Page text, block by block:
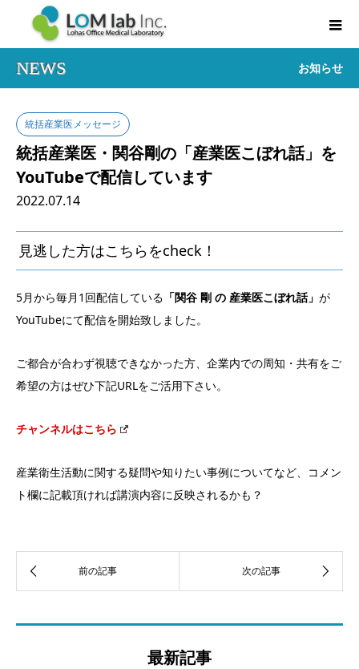
NEWS お知らせ
統括産業医メッセージ
統括産業医・関谷剛の「産業医こぼれ話」を
YouTubeで配信しています
2022.07.14
見逃した方はこちらをcheck！
5月から毎月1回配信している 「関谷 剛 の 産業医こぼれ話」 が
YouTubeにて配信を開始致しました。
ご都合が合わず視聴できなかった方、企業内での周知・共有をご
希望の方はぜひ下記URLをご活用下さい。
チャンネルはこちら
産業衛生活動に関する疑問や知りたい事例についてなど、コメン
ト欄に記載頂ければ講演内容に反映されるかも？
最新記事